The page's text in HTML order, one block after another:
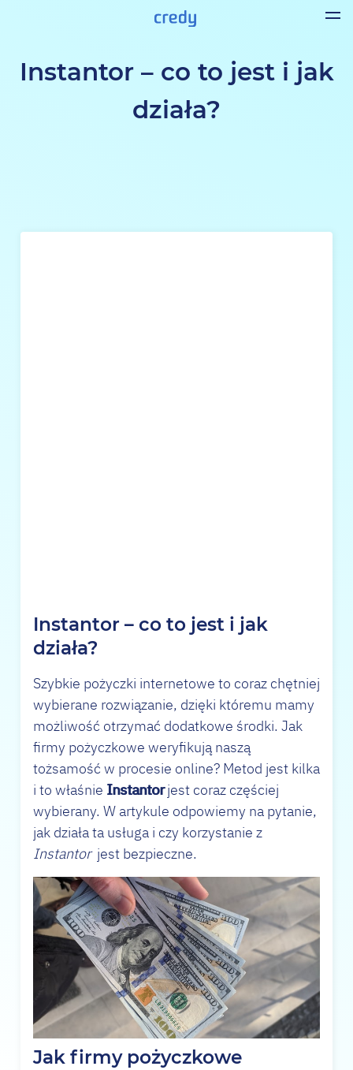
Instantor – co to jest i jak
działa?
Instantor – co to jest i jak
działa?
Szybkie pożyczki internetowe to coraz chętniej
wybierane rozwiązanie, dzięki któremu mamy
możliwość otrzymać dodatkowe środki. Jak
firmy pożyczkowe weryfikują naszą
tożsamość w procesie online? Metod jest kilka
i to właśnie Instantorjest coraz częściej
wybierany. W artykule odpowiemy na pytanie,
jak działa ta usługa i czy korzystanie z
Instantor jest bezpieczne.
Jak firmy pożyczkowe